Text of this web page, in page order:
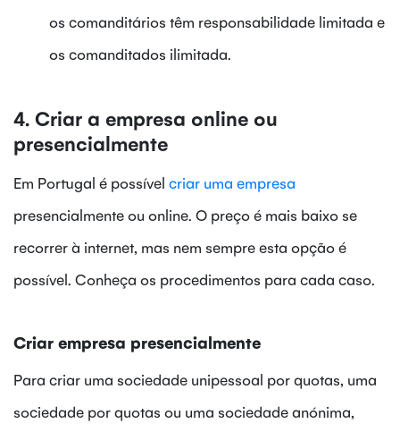
os comanditários têm responsabilidade limitada e
os comanditados ilimitada.
4. Criar a empresa online ou
presencialmente
Em Portugal é possível criar uma empresa
presencialmente ou online. O preço é mais baixo se
recorrer à internet, mas nem sempre esta opção é
possível. Conheça os procedimentos para cada caso.
Criar empresa presencialmente
Para criar uma sociedade unipessoal por quotas, uma
sociedade por quotas ou uma sociedade anónima,